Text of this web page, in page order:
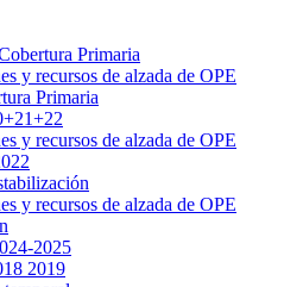
Primaria
y recursos de alzada de OPE
Primaria
y recursos de alzada de OPE
y recursos de alzada de OPE
2025
2019